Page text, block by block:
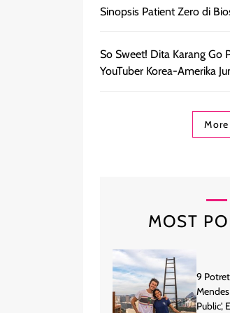
Sinopsis Patient Zero di
So Sweet! Dita Karang Go
YouTuber Korea-Amerika
More
MOST
9
Public',